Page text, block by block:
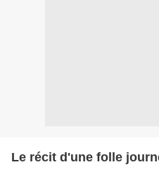
Le récit d'une folle